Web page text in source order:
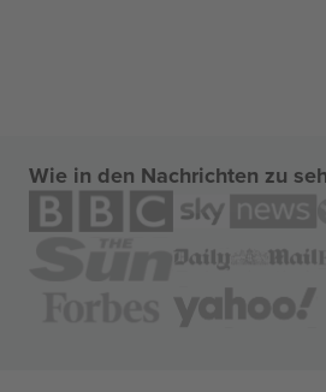
Wie in den Nachrichten zu